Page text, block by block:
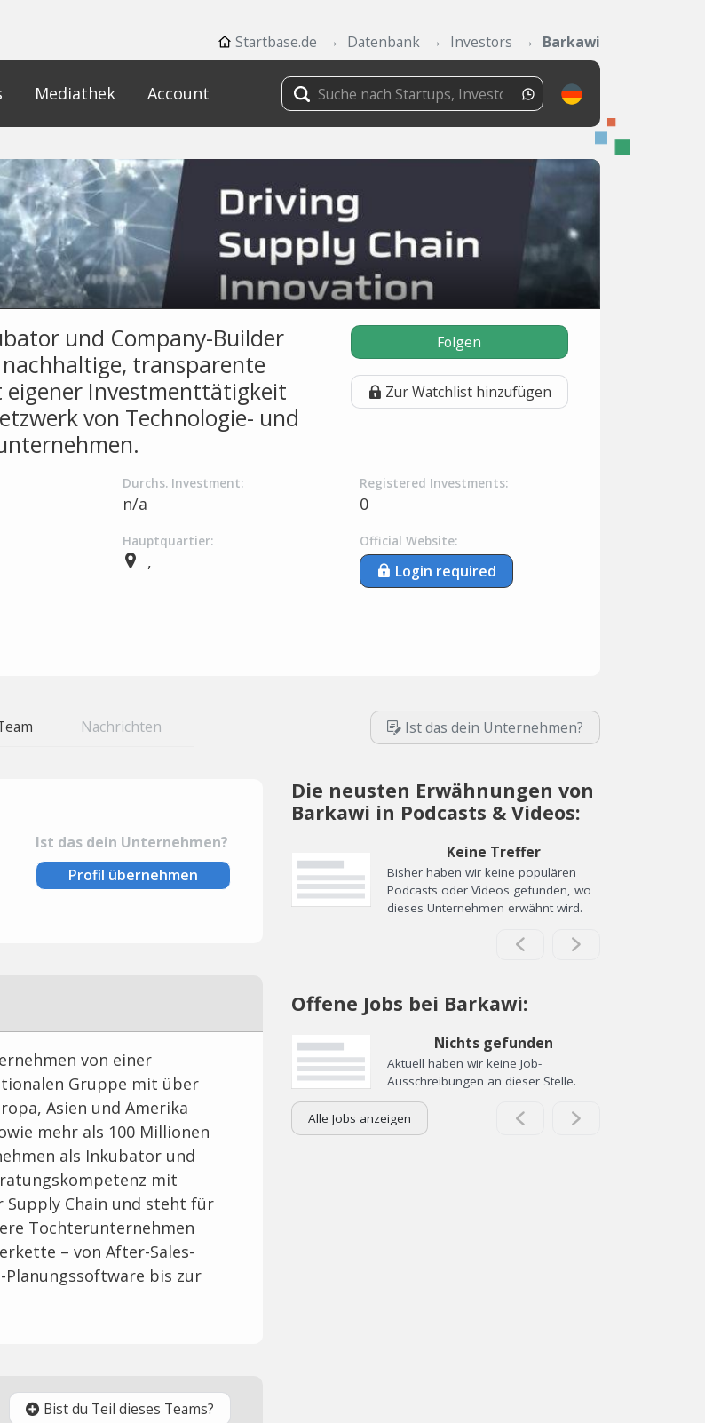
Startbase.de Datenbank Investors Barkawi
Mediathek Account
und Company-Builder
transparente
Investmenttätigkeit
von Technologie- und
Folgen
Zur Watchlist hinzufügen
Durchs. Investment:
n/a
Registered Investments:
0
Hauptquartier:
,
Official Website:
Login required
Nachrichten Ist das dein Unternehmen?
Ist das dein Unternehmen?
Profil übernehmen
von einer
Gruppe mit über
Asien und Amerika
mehr als 100 Millionen
als Inkubator und
mit
Chain und steht für
Tochterunternehmen
– von After-Sales-
Planungssoftware bis zur
Bist du Teil dieses Teams?
Die neusten Erwähnungen von
Barkawi in Podcasts & Videos:
Keine Treffer
Bisher haben wir keine populären
Podcasts oder Videos gefunden, wo
dieses Unternehmen erwähnt wird.
Offene Jobs bei Barkawi:
Nichts gefunden
Aktuell haben wir keine Job-
Ausschreibungen an dieser Stelle.
Alle Jobs anzeigen